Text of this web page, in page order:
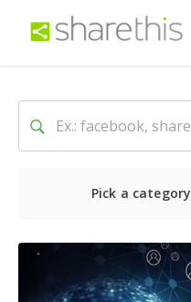
Pick a category
最新